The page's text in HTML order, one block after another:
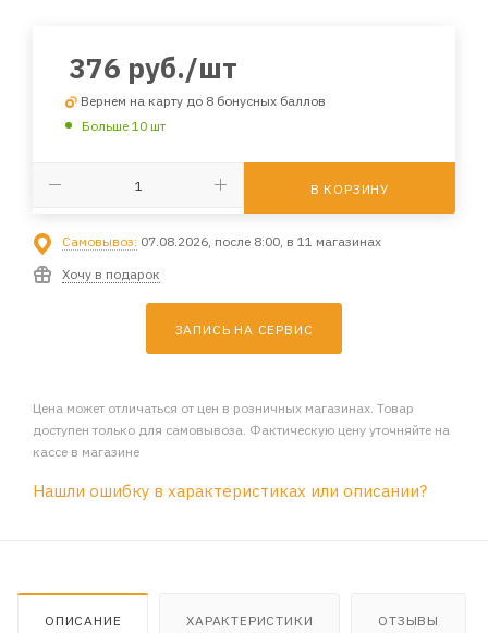
376 руб./шт
Вернем на карту до 8 бонусных баллов
Больше 10 шт
В КОРЗИНУ
Самовывоз: 07.08.2026, после 8:00, в 11 магазинах
Хочу в подарок
ЗАПИСЬ НА СЕРВИС
Цена может отличаться от цен в розничных магазинах. Товар
доступен только для самовывоза. Фактическую цену уточняйте на
кассе в магазине
Нашли ошибку в характеристиках или описании?
ОПИСАНИЕ ХАРАКТЕРИСТИКИ ОТЗЫВЫ